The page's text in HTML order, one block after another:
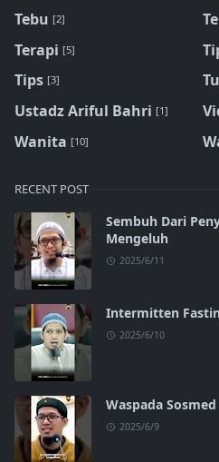
Tebu [2]
Terapi [5]
Tips [3]
Ustadz Ariful Bahri [1]
Wanita [10]
RECENT POST
Sembuh Dari
Mengeluh
2025/6/11
Intermitten
2025/6/10
Waspada
2025/6/9